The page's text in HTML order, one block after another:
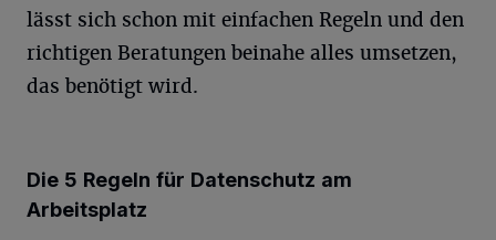
lässt sich schon mit einfachen Regeln und den
richtigen Beratungen beinahe alles umsetzen,
das benötigt wird.
Die 5 Regeln für Datenschutz am
Arbeitsplatz